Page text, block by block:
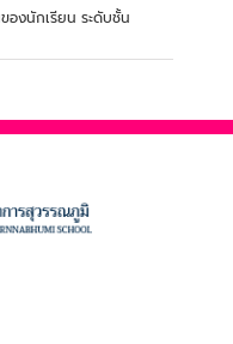
องนักเรียน ระดับชั้น